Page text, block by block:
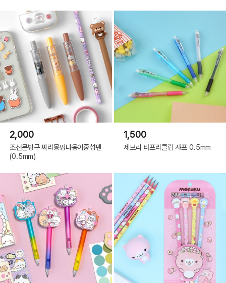
02 마이멜로디
2,000
조선문방구 짜리몽땅냐옹이중성펜
(0.5mm)
1,500
제브라 타프리클립 샤프 0.5mm